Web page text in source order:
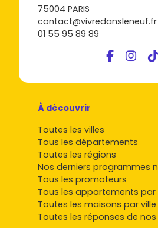
la luminosité et les espaces
profites desfrais de notaire
dans le neuf.
Les quartiers et micro-
À Eschau, l'essentiel se joue sur
avec des tendances de prix
Centre-bourg(proximité
abbatiale) : convivial et
autour de4 200 à 4 800 €/m²
étage.
Rives de l'Ill et secteurs verts
orientation recherchée,
autour de4 000 à 4 600 €/m²
Accès A35 / axes
75004 PARIS
contact@vivredansleneuf.fr
01 55 95 89 89
À découvrir
Toutes les villes
Tous les départements
Toutes les régions
Nos derniers programmes
Tous les promoteurs
Tous les appartements par
Toutes les maisons par ville
Toutes les réponses de